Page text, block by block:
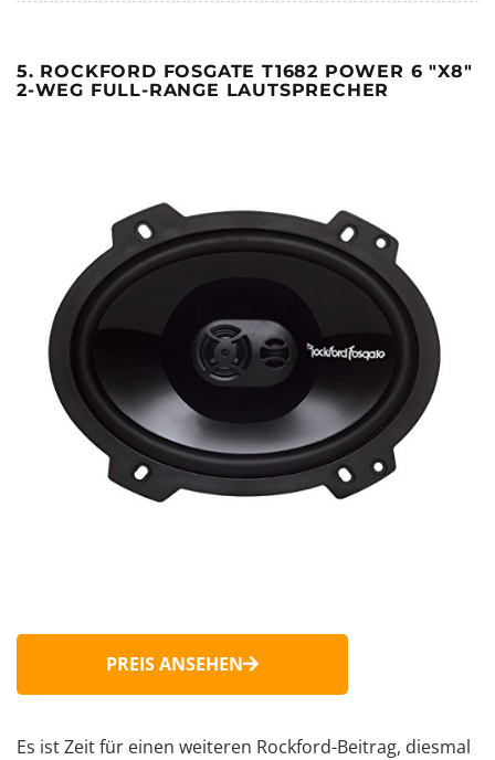
5. ROCKFORD FOSGATE T1682 POWER 6 "X8"
2-WEG FULL-RANGE LAUTSPRECHER
PREIS ANSEHEN
Es ist Zeit für einen weiteren Rockford-Beitrag, diesmal